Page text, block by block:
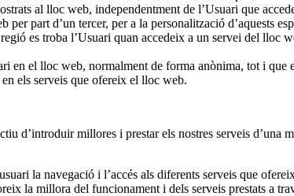
al lloc web, independentment de l’Usuari que
part d’un tercer, per a la personalització d’aquests
es troba l’Usuari quan accedeix a un servei del lloc
en el lloc web, normalment de forma anònima, tot i
els serveis que ofereix el lloc web.
d’introduir millores i prestar els nostres serveis d’una
la navegació i l’accés als diferents serveis que
la millora del funcionament i dels serveis prestats a